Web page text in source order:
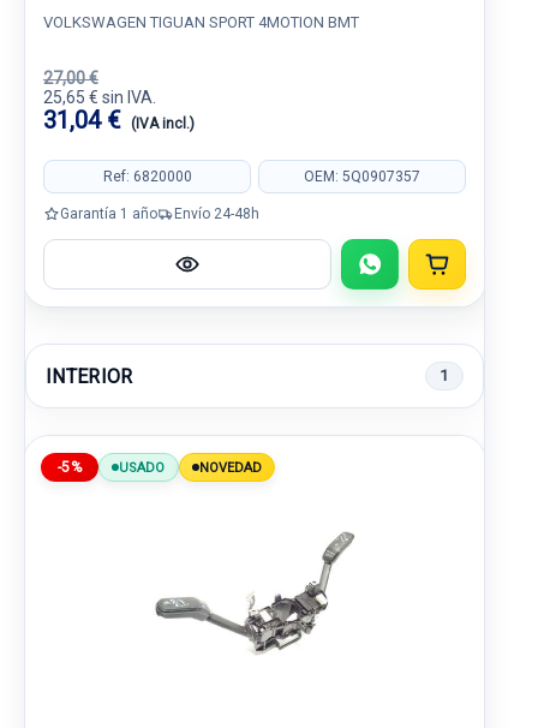
VOLKSWAGEN TIGUAN SPORT 4MOTION BMT
27,00 €
25,65 € sin IVA.
31,04 € (IVA incl.)
Ref: 6820000 OEM: 5Q0907357
Garantía 1 año Envío 24-48h
INTERIOR 1
-5% USADO NOVEDAD